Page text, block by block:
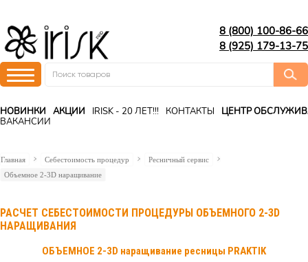
8 (800) 100-86-66
8 (925) 179-13-75
НОВИНКИ АКЦИИ IRISK - 20 ЛЕТ!!! КОНТАКТЫ
ЦЕНТР
ВАКАНСИИ
Главная Себестоимость процедур
Ресничный сервис
Объемное 2-3D наращивание
РАСЧЕТ СЕБЕСТОИМОСТИ ПРОЦЕДУРЫ ОБЪЕМНОГО 2-3D
НАРАЩИВАНИЯ
ОБЪЕМНОЕ 2-3D наращивание ресницы PRAKTIK